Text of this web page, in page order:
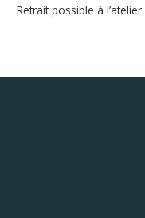
Retrait possible à